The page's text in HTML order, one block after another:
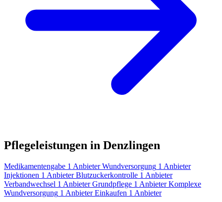
Pflegeleistungen in Denzlingen
Medikamentengabe 1 Anbieter Wundversorgung 1 Anbieter
Injektionen 1 Anbieter Blutzuckerkontrolle 1 Anbieter
Verbandwechsel 1 Anbieter Grundpflege 1 Anbieter Komplexe
Wundversorgung 1 Anbieter Einkaufen 1 Anbieter